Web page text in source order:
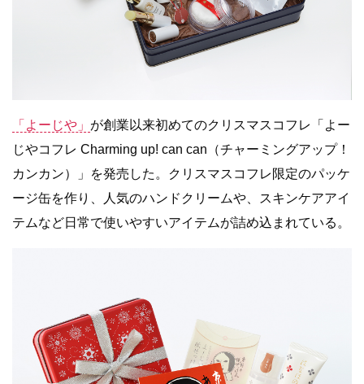
「よーじや」 が創業以来初めてのクリスマスコフレ「よー
じやコフレ Charming up! can can（チャーミングアップ！
カンカン）」を発売した。クリスマスコフレ限定のパッケ
ージ缶を作り、人気のハンドクリームや、スキンケアアイ
テムなど日常で使いやすいアイテムが詰め込まれている。